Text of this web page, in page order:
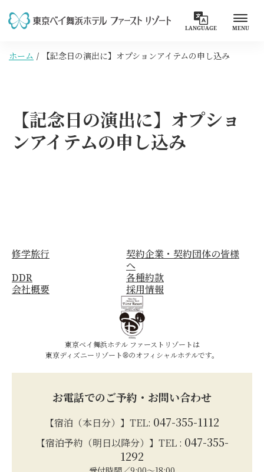
LANGUAGE MENU
ホーム 【記念日の演出に】オプションアイテムの申し込み
【記念日の演出に】オプショ
ンアイテムの申し込み
修学旅行
契約企業・契約団体の皆様
へ
DDR
各種約款
会社概要
採用情報
東京ベイ舞浜ホテル ファーストリゾートは
東京ディズニーリゾート®のオフィシャルホテルです。
お電話でのご予約・お問い合わせ
【宿泊（本日分）】TEL: 047-355-1112
【宿泊予約（明日以降分）】TEL : 047-355-
1292